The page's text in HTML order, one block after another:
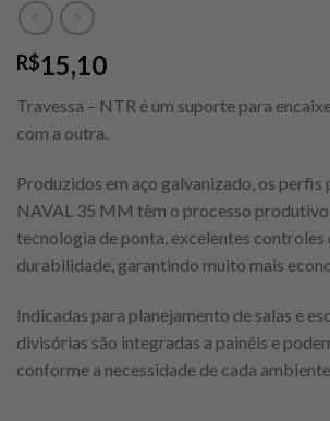
R$15,10
Travessa – NTR é um suporte para
com a outra.
Produzidos em aço galvanizado, os perfis
NAVAL 35 MM têm o processo
tecnologia de ponta, excelentes controles
durabilidade, garantindo muito mais
Indicadas para planejamento de salas e
divisórias são integradas a painéis e
conforme a necessidade de cada